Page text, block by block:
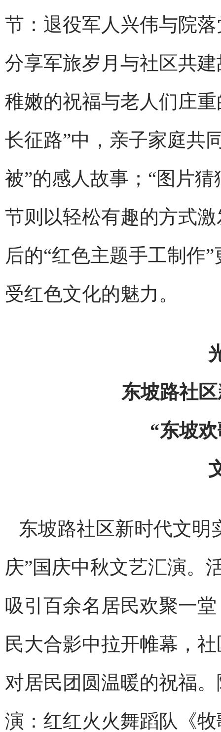
节：退役军人兴伟与院
分享军旅岁月与社区共
稚嫩的祝福与老人们庄
长征路”中，亲子家庭共
被”的感人故事；“图片猜
节则以轻松有趣的方式
后的“红色主题手工制作
受红色文化的魅力。
东坡路社
“东坡
东坡路社区新时代文明
庆”国庆中秋文艺汇演。
吸引百余名居民欢聚一
民大合影中拉开帷幕，
对居民团圆温暖的祝福
演：红红火火舞蹈队《